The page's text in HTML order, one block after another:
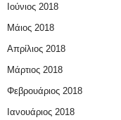
Ιούνιος 2018
Μάιος 2018
Απρίλιος 2018
Μάρτιος 2018
Φεβρουάριος 2018
Ιανουάριος 2018